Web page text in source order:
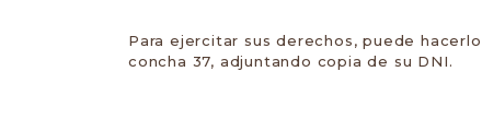
Para ejercitar sus derechos, puede
concha 37, adjuntando copia de su DNI.